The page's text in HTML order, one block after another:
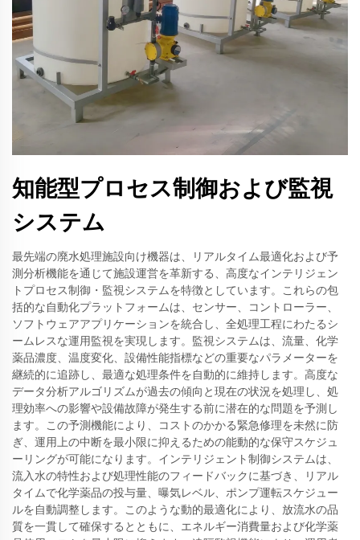
知能型プロセス制御および監視
システム
最先端の廃水処理施設向け機器は、リアルタイム最適化および予
測分析機能を通じて施設運営を革新する、高度なインテリジェン
トプロセス制御・監視システムを特徴としています。これらの包
括的な自動化プラットフォームは、センサー、コントローラー、
ソフトウェアアプリケーションを統合し、全処理工程にわたるシ
ームレスな運用監視を実現します。監視システムは、流量、化学
薬品濃度、温度変化、設備性能指標などの重要なパラメーターを
継続的に追跡し、最適な処理条件を自動的に維持します。高度な
データ分析アルゴリズムが過去の傾向と現在の状況を処理し、処
理効率への影響や設備故障が発生する前に潜在的な問題を予測し
ます。この予測機能により、コストのかかる緊急修理を未然に防
ぎ、運用上の中断を最小限に抑えるための能動的な保守スケジュ
ーリングが可能になります。インテリジェント制御システムは、
流入水の特性および処理性能のフィードバックに基づき、リアル
タイムで化学薬品の投与量、曝気レベル、ポンプ運転スケジュー
ルを自動調整します。このような動的最適化により、放流水の品
質を一貫して確保するとともに、エネルギー消費量および化学薬